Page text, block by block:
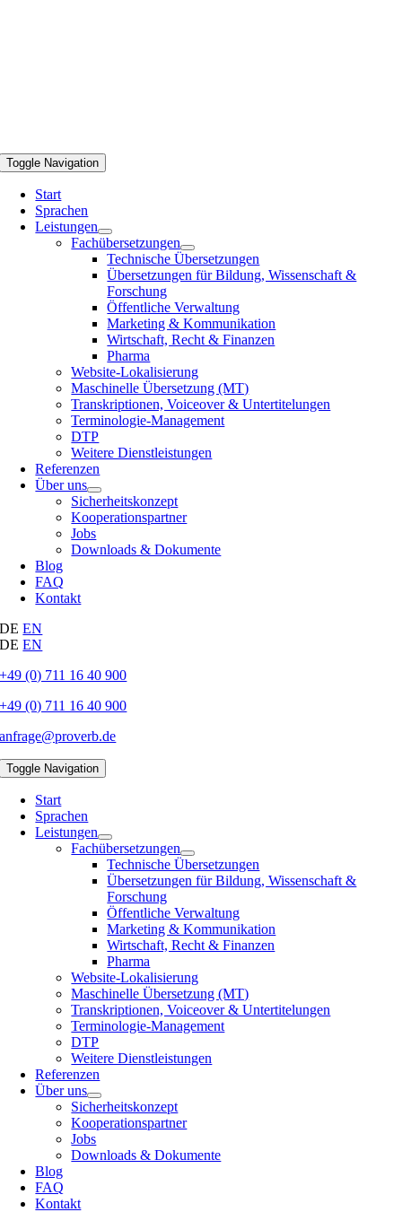
Toggle Navigation
Start
Sprachen
Leistungen
Fachübersetzungen
Technische Übersetzungen
Übersetzungen für Bildung, Wissenschaft &
Forschung
Öffentliche Verwaltung
Marketing & Kommunikation
Wirtschaft, Recht & Finanzen
Pharma
Website-Lokalisierung
Maschinelle Übersetzung (MT)
Transkriptionen, Voiceover & Untertitelungen
Terminologie-Management
DTP
Weitere Dienstleistungen
Referenzen
Über uns
Sicherheitskonzept
Kooperationspartner
Jobs
Downloads & Dokumente
Blog
FAQ
Kontakt
DE EN
DE EN
+49 (0) 711 16 40 900
+49 (0) 711 16 40 900
anfrage@proverb.de
Toggle Navigation
Start
Sprachen
Leistungen
Fachübersetzungen
Technische Übersetzungen
Übersetzungen für Bildung, Wissenschaft &
Forschung
Öffentliche Verwaltung
Marketing & Kommunikation
Wirtschaft, Recht & Finanzen
Pharma
Website-Lokalisierung
Maschinelle Übersetzung (MT)
Transkriptionen, Voiceover & Untertitelungen
Terminologie-Management
DTP
Weitere Dienstleistungen
Referenzen
Über uns
Sicherheitskonzept
Kooperationspartner
Jobs
Downloads & Dokumente
Blog
FAQ
Kontakt